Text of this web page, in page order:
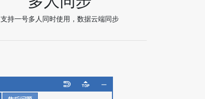
支持一号多人同时使用，数据云端同步